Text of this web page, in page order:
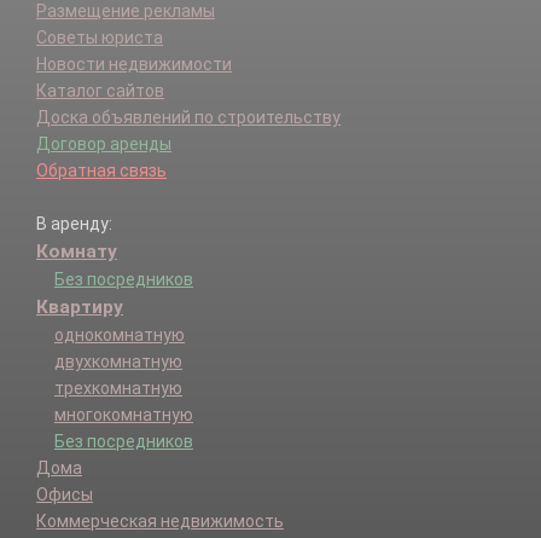
Размещение рекламы
Советы юриста
Новости недвижимости
Каталог сайтов
Доска объявлений по строительству
Договор аренды
Обратная связь
В аренду:
Комнату
Без посредников
Квартиру
однокомнатную
двухкомнатную
трехкомнатную
многокомнатную
Без посредников
Дома
Офисы
Коммерческая недвижимость